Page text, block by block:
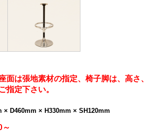
面は張地素材の指定、椅子脚は、高さ、
指定下さい。
× D460mm × H330mm × SH120mm
～